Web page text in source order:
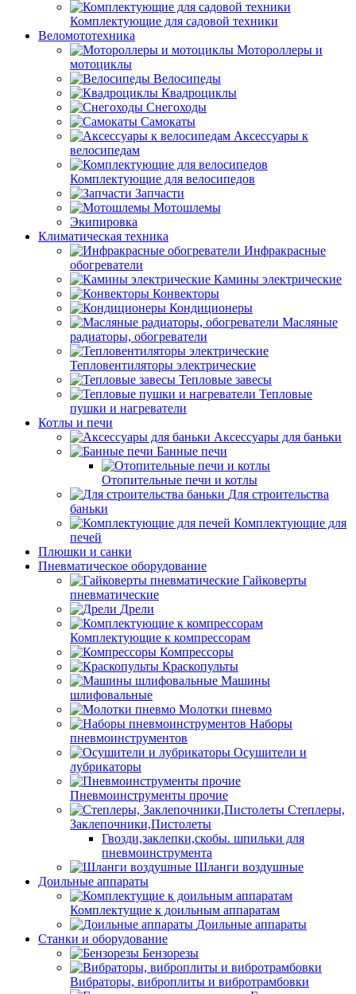
Комплектующие для садовой техники
Веломототехника
Мотороллеры и
мотоциклы
Велосипеды
Квадроциклы
Снегоходы
Самокаты
Аксессуары к
велосипедам
Комплектующие для велосипедов
Запчасти
Мотошлемы
Экипировка
Климатическая техника
Инфракрасные
обогреватели
Камины электрические
Конвекторы
Кондиционеры
Масляные
радиаторы, обогреватели
Тепловентиляторы электрические
Тепловые завесы
Тепловые
пушки и нагреватели
Котлы и печи
Аксессуары для баньки
Банные печи
Отопительные печи и котлы
Для строительства
баньки
Комплектующие для
печей
Плюшки и санки
Пневматическое оборудование
Гайковерты
пневматические
Дрели
Комплектующие к компрессорам
Компрессоры
Краскопульты
Машины
шлифовальные
Молотки пневмо
Наборы
пневмоинструментов
Осушители и
лубрикаторы
Пневмоинструменты прочие
Степлеры,
Заклепочники,Пистолеты
Гвозди,заклепки,скобы. шпильки для
пневмоинструмента
Шланги воздушные
Доильные аппараты
Комплектущие к доильным аппаратам
Доильные аппараты
Станки и оборудование
Бензорезы
Вибраторы, виброплиты и вибротрамбовки